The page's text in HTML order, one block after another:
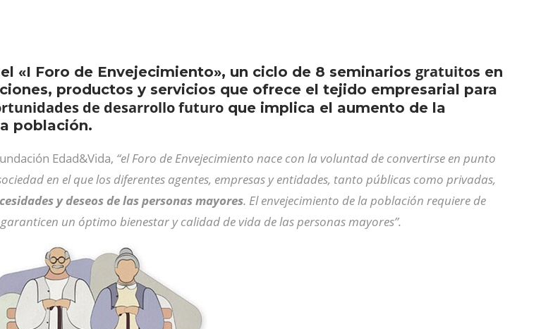
«I Foro de Envejecimiento», un ciclo de 8 seminarios gratuitos en
productos y servicios que ofrece el tejido empresarial para
de desarrollo futuro que implica el aumento de la
población.
Edad&Vida, “el Foro de Envejecimiento nace con la voluntad de convertirse en punto
en el que los diferentes agentes, empresas y entidades, tanto públicas como privadas,
y deseos de las personas mayores. El envejecimiento de la población requiere de
un óptimo bienestar y calidad de vida de las personas mayores”.